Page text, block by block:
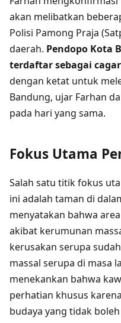
akan melibatkan
Polisi Pamong Praja
daerah. Pendopo Kota
terdaftar sebagai
dengan ketat untuk
Bandung, ujar Farhan
pada hari yang sama.
Fokus Utama
Salah satu titik fokus
ini adalah taman di
menyatakan bahwa
akibat kerumunan
kerusakan serupa
massal serupa di masa
menekankan bahwa
perhatian khusus
budaya yang tidak